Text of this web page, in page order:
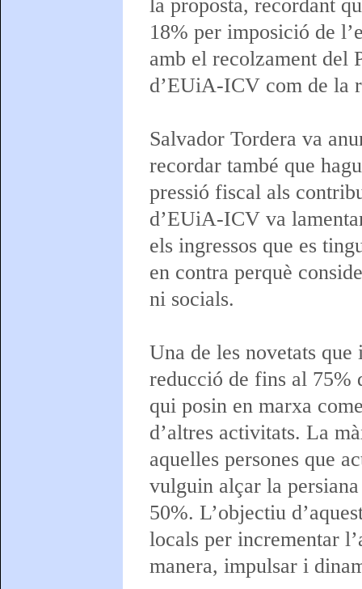
la proposta, recordant
18% per imposició de
amb el recolzament del
d’EUiA-ICV com de la
Salvador Tordera va
recordar també que
pressió fiscal als
d’EUiA-ICV va
els ingressos que es
en contra perquè
ni socials.
Una de les novetats
reducció de fins al 75%
qui posin en marxa
d’altres activitats. La
aquelles persones que
vulguin alçar la
50%. L’objectiu
locals per incrementar
manera, impulsar i